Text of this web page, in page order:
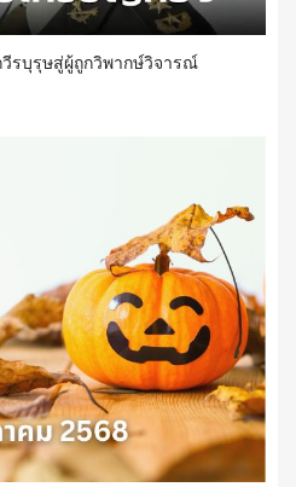
รบุรุษสู่ผู้ถูกวิพากษ์วิจารณ์